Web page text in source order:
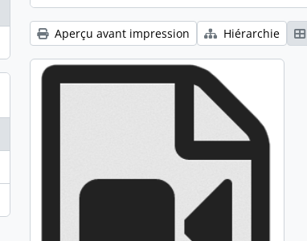
Aperçu avant impression Hiérarchie